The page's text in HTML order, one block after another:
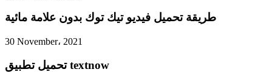
طريقة تحميل فيديو تيك توك بدون علامة مائية
30 November، 2021
تحميل تطبيق textnow